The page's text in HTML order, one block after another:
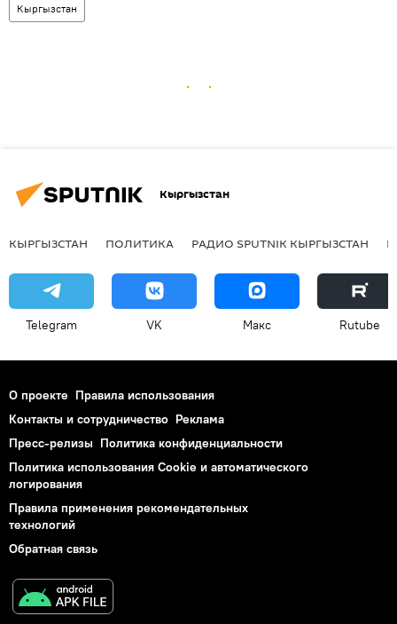
Кыргызстан
Кыргызстан
КЫРГЫЗСТАН ПОЛИТИКА РАДИО SPUTNIK КЫРГЫЗСТАН
Telegram VK Макс Rutube
О проекте Правила использования
Контакты и сотрудничество Реклама
Пресс-релизы Политика конфиденциальности
Политика использования Cookie и автоматического
логирования
Правила применения рекомендательных
технологий
Обратная связь